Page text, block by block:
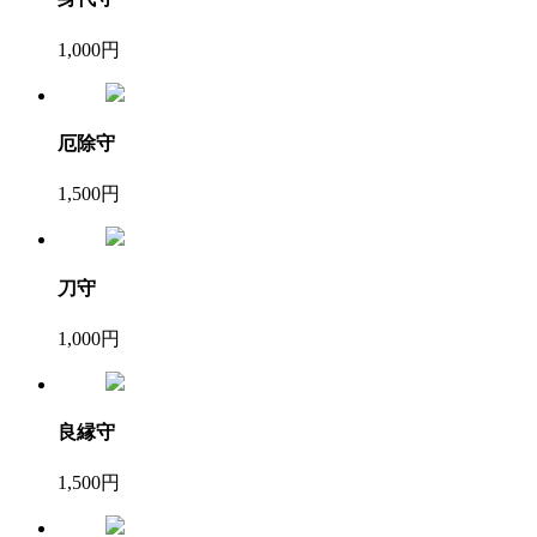
1,000円
厄除守
1,500円
刀守
1,000円
良縁守
1,500円